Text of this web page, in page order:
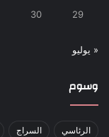
29
30
« يوليو
وسوم
الرئاسي السراج